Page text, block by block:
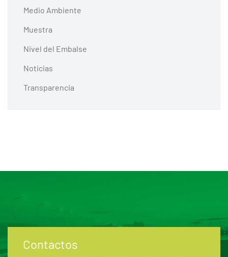
Medio Ambiente
Muestra
Nivel del Embalse
Noticias
Transparencia
Contactos